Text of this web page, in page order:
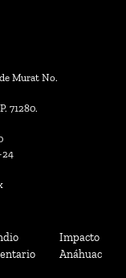
Murat No.
71280.
24
Impacto
Anáhuac